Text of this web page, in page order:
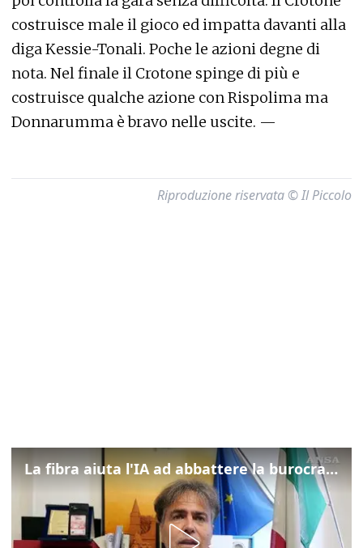
costruisce male il gioco ed impatta davanti alla
diga Kessie-Tonali. Poche le azioni degne di
nota. Nel finale il Crotone spinge di più e
costruisce qualche azione con Rispolima ma
Donnarumma è bravo nelle uscite. —
Riproduzione riservata © Il Piccolo
La fibra aiuta l'IA ad abbattere la burocrazia, progetto pilota in Veneto